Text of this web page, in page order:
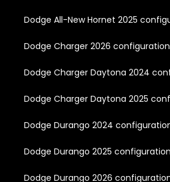
Dodge All-New Hornet 2025
Dodge Charger 2026
Dodge Charger Daytona 2024
Dodge Charger Daytona 2025
Dodge Durango 2024
Dodge Durango 2025
Dodge Durango 2026